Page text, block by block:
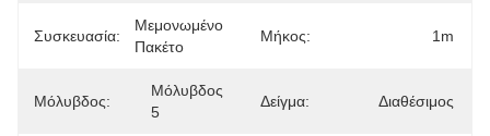
Συσκευασία:
Μεμονωμένο
Πακέτο
Μήκος: 1m
Μόλυβδος:
Μόλυβδος
5
Δείγμα: Διαθέσιμος